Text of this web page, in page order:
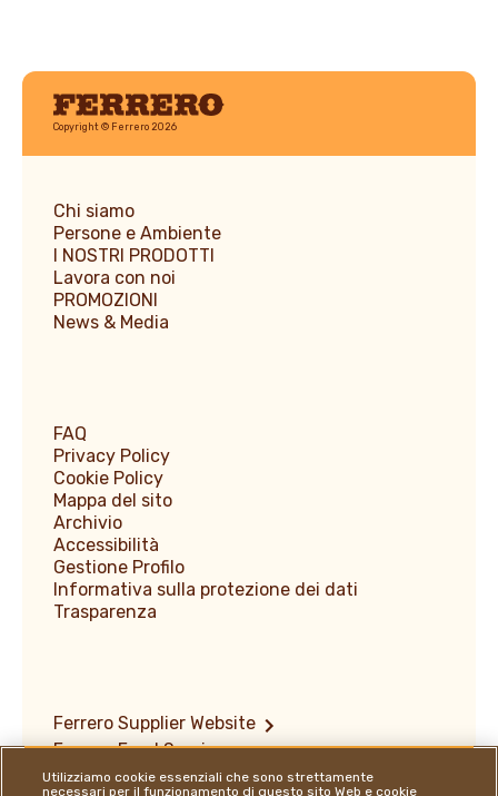
Ferrero
Copyright © Ferrero 2026
Chi siamo
Persone e Ambiente
I NOSTRI PRODOTTI
Lavora con noi
PROMOZIONI
News & Media
FAQ
Privacy Policy
Cookie Policy
Mappa del sito
Archivio
Accessibilità
Gestione Profilo
Informativa sulla protezione dei dati
Trasparenza
Ferrero Supplier Website
Ferrero Food Service
Ferrero Travel Market
Utilizziamo cookie essenziali che sono strettamente
necessari per il funzionamento di questo sito Web e cookie